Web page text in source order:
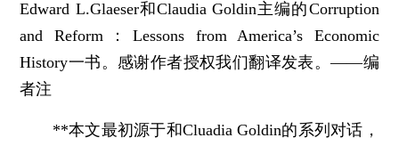
Edward L.Glaeser和Claudia Goldin主编的Corruption
and Reform：Lessons from America’s Economic
History一书。感谢作者授权我们翻译发表。——编
者注
**本文最初源于和Cluadia Goldin的系列对话，